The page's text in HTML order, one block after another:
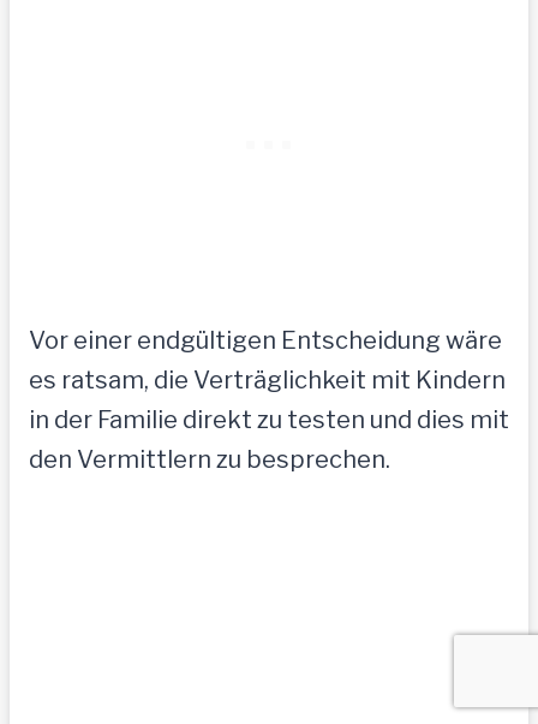
Vor einer endgültigen Entscheidung wäre
es ratsam, die Verträglichkeit mit Kindern
in der Familie direkt zu testen und dies mit
den Vermittlern zu besprechen.